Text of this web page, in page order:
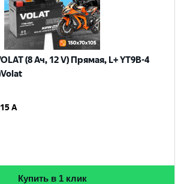
(8 Ач, 12 V) Прямая, L+ YT9B-4
A
Купить в 1 клик